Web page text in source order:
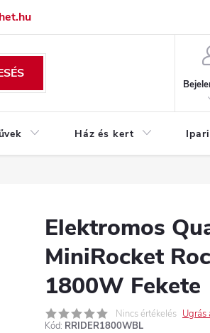
tájékoztató
Ház és kert
Elektromos
MiniRocket
1800W Fekete
Nincs értékelés Ugrás
Kód: RRIDER1800WBL